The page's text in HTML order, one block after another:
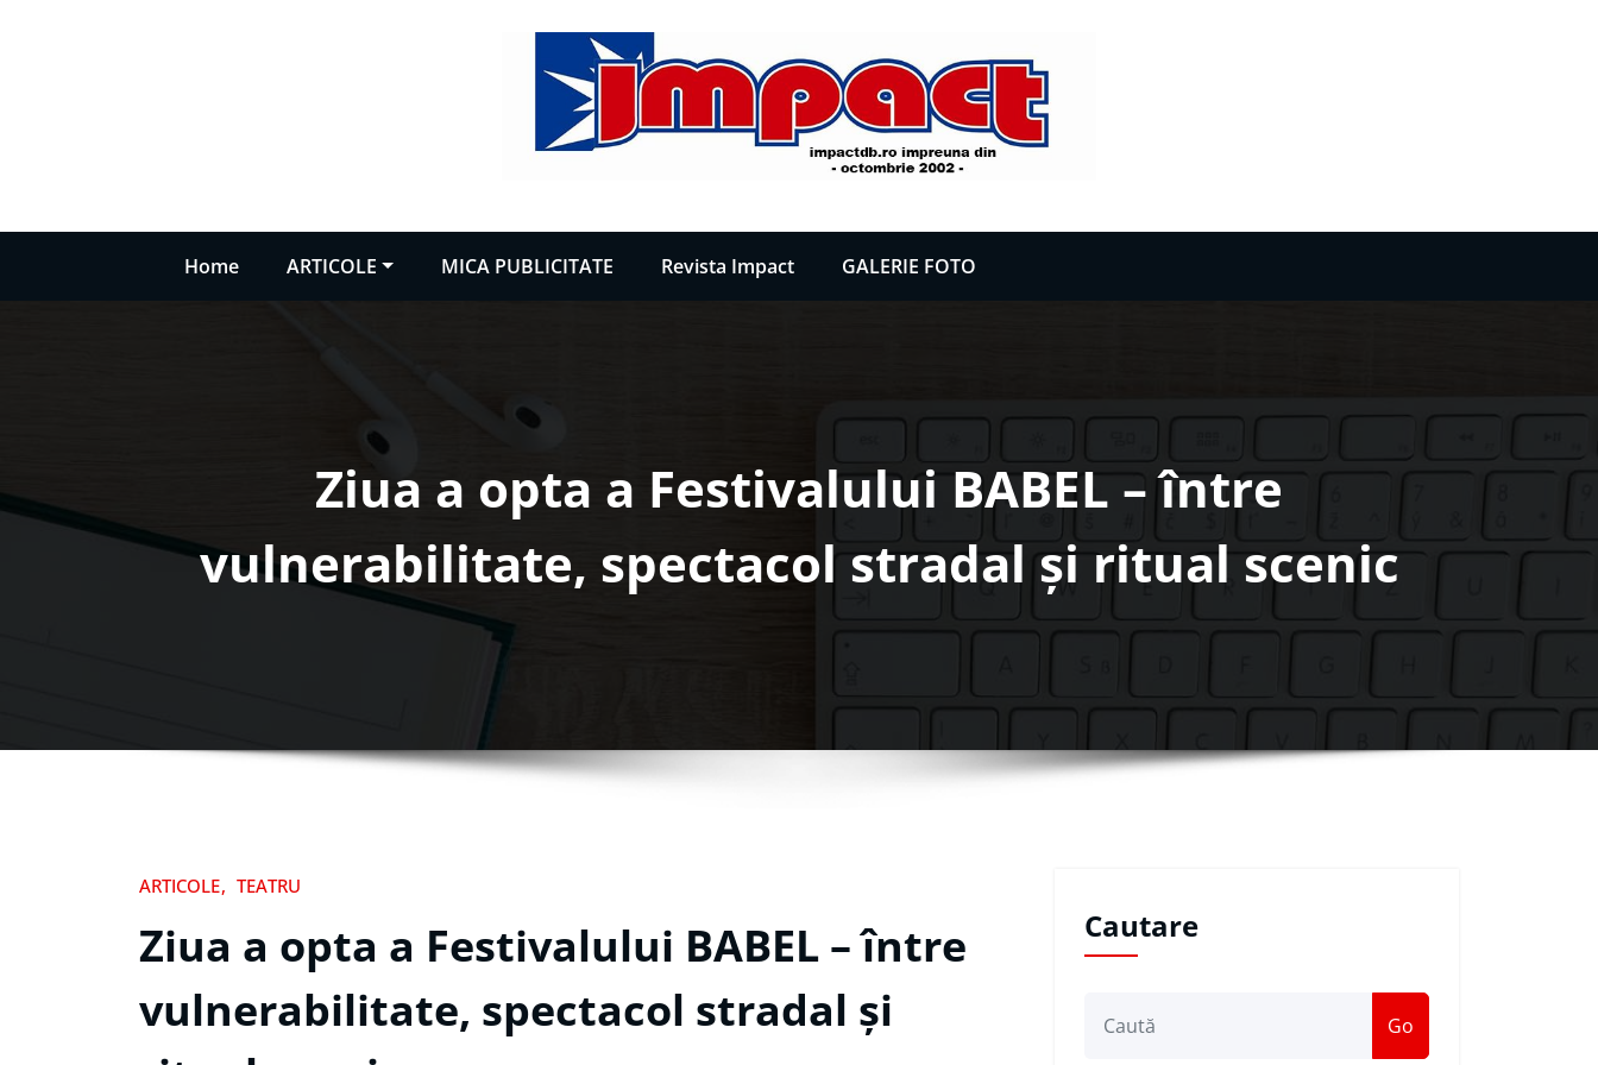
Home ARTICOLE MICA PUBLICITATE Revista Impact GALERIE FOTO
Ziua a opta a Festivalului BABEL – între
vulnerabilitate, spectacol stradal și ritual scenic
ARTICOLE TEATRU
Ziua a opta a Festivalului BABEL – între
vulnerabilitate, spectacol stradal și
Cautare
Go